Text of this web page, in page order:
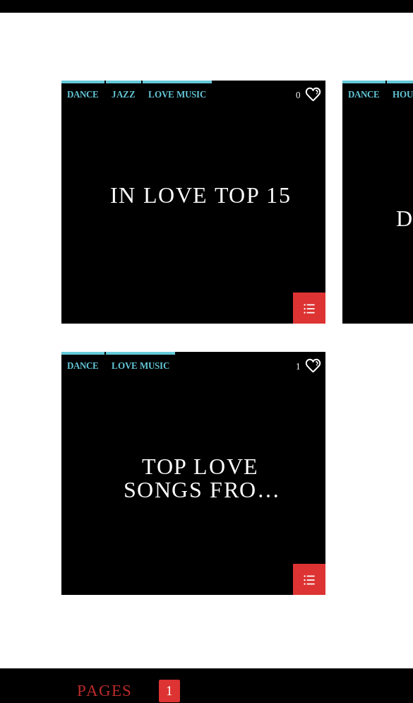
DANCE JAZZ LOVE MUSIC 0
IN LOVE TOP 15
DANCE
DANCE LOVE MUSIC 1
TOP LOVE
SONGS FROM
PAGES 1